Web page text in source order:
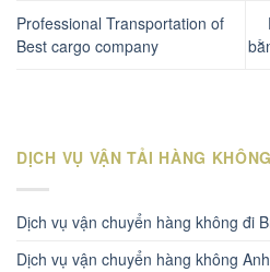
Professional Transportation of
Best cargo company
DỊCH VỤ VẬN TẢI HÀNG KHÔNG
Dịch vụ vận chuyển hàng không đi
Dịch vụ vận chuyển hàng không